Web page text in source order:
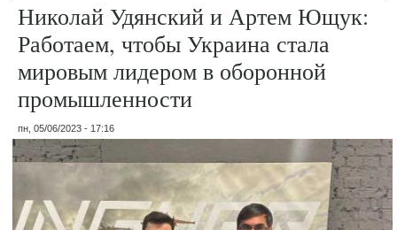
Николай Удянский и Артем Ющук:
Работаем, чтобы Украина стала
мировым лидером в оборонной
промышленности
пн, 05/06/2023 - 17:16